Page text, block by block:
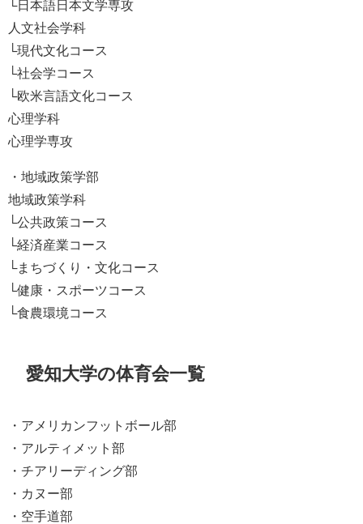
└日本語日本文学専攻
人文社会学科
└現代文化コース
└社会学コース
└欧米言語文化コース
心理学科
心理学専攻
・地域政策学部
地域政策学科
└公共政策コース
└経済産業コース
└まちづくり・文化コース
└健康・スポーツコース
└食農環境コース
愛知大学の体育会一覧
・アメリカンフットボール部
・アルティメット部
・チアリーディング部
・カヌー部
・空手道部